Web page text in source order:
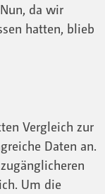
da wir
hatten, blieb
Vergleich zur
Daten an.
Um die